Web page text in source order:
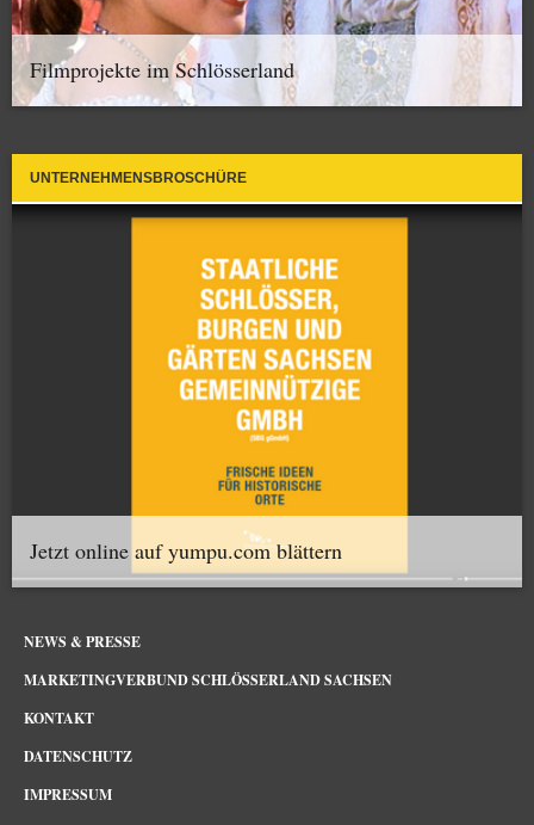
Filmprojekte im Schlösserland
UNTERNEHMENSBROSCHÜRE
Jetzt online auf yumpu.com blättern
NEWS & PRESSE
MARKETINGVERBUND SCHLÖSSERLAND SACHSEN
KONTAKT
DATENSCHUTZ
IMPRESSUM